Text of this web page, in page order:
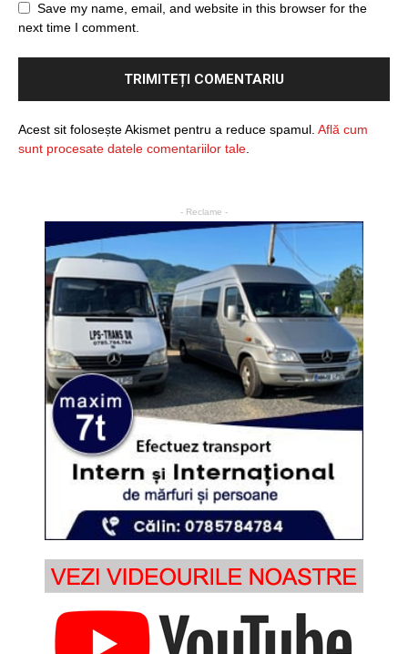
Save my name, email, and website in this browser for the
next time I comment.
Acest sit folosește Akismet pentru a reduce spamul. Află cum
sunt procesate datele comentariilor tale.
- Reclame -